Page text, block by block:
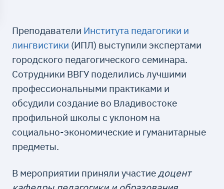
Преподаватели Института педагогики и
лингвистики (ИПЛ) выступили экспертами
городского педагогического семинара.
Сотрудники ВВГУ поделились лучшими
профессиональными практиками и
обсудили создание во Владивостоке
профильной школы с уклоном на
социально-экономические и гуманитарные
предметы.
В мероприятии приняли участиедоцент